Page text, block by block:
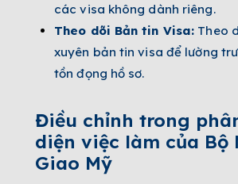
các visa không dành riêng.
Theo dõi Bản tin Visa: Theo
xuyên bản tin visa để lường
tồn đọng hồ sơ.
Điều chỉnh trong
diện việc làm của Bộ
Giao Mỹ